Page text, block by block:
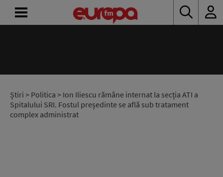
Știri > Politica > Ion Iliescu rămâne internat la secția ATI a
Spitalului SRI. Fostul președinte se află sub tratament
complex administrat
RADIO
CONCURSURI